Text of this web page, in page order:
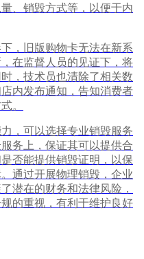
、销毁方式等，以便于内
，旧版购物卡无法在新系
在监督人员的见证下，将
，技术员也清除了相关数
内发布通知，告知消费者
。
，可以选择专业销毁服务
务上，保证其可以提供合
否能提供销毁证明，以保
通过开展物理销毁，企业
潜在的财务和法律风险，
的重视，有利于维护良好